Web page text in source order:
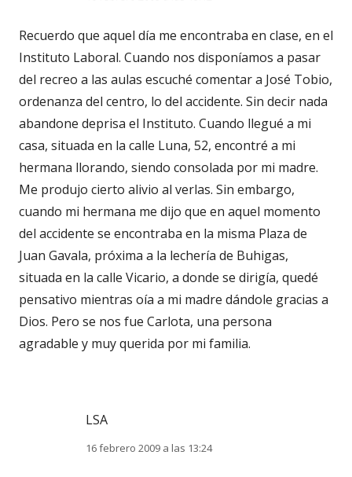
Recuerdo que aquel día me encontraba en clase, en el
Instituto Laboral. Cuando nos disponíamos a pasar
del recreo a las aulas escuché comentar a José Tobio,
ordenanza del centro, lo del accidente. Sin decir nada
abandone deprisa el Instituto. Cuando llegué a mi
casa, situada en la calle Luna, 52, encontré a mi
hermana llorando, siendo consolada por mi madre.
Me produjo cierto alivio al verlas. Sin embargo,
cuando mi hermana me dijo que en aquel momento
del accidente se encontraba en la misma Plaza de
Juan Gavala, próxima a la lechería de Buhigas,
situada en la calle Vicario, a donde se dirigía, quedé
pensativo mientras oía a mi madre dándole gracias a
Dios. Pero se nos fue Carlota, una persona
agradable y muy querida por mi familia.
LSA
16 febrero 2009 a las 13:24